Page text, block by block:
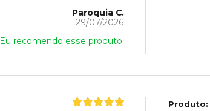
Paroquia C.
29/07/2026
Eu recomendo esse produto.
Produto: